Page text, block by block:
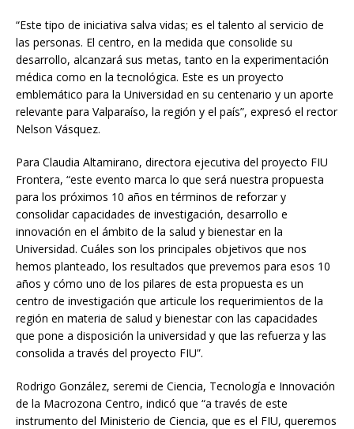
“Este tipo de iniciativa salva vidas; es el talento al servicio de
las personas. El centro, en la medida que consolide su
desarrollo, alcanzará sus metas, tanto en la experimentación
médica como en la tecnológica. Este es un proyecto
emblemático para la Universidad en su centenario y un aporte
relevante para Valparaíso, la región y el país”, expresó el rector
Nelson Vásquez.
Para Claudia Altamirano, directora ejecutiva del proyecto FIU
Frontera, “este evento marca lo que será nuestra propuesta
para los próximos 10 años en términos de reforzar y
consolidar capacidades de investigación, desarrollo e
innovación en el ámbito de la salud y bienestar en la
Universidad. Cuáles son los principales objetivos que nos
hemos planteado, los resultados que prevemos para esos 10
años y cómo uno de los pilares de esta propuesta es un
centro de investigación que articule los requerimientos de la
región en materia de salud y bienestar con las capacidades
que pone a disposición la universidad y que las refuerza y las
consolida a través del proyecto FIU”.
Rodrigo González, seremi de Ciencia, Tecnología e Innovación
de la Macrozona Centro, indicó que “a través de este
instrumento del Ministerio de Ciencia, que es el FIU, queremos